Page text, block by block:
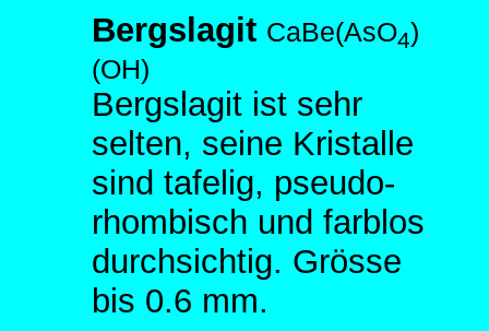
Bergslagit CaBe(AsO4)
(OH)
Bergslagit ist sehr
selten, seine Kristalle
sind tafelig, pseudo-
rhombisch und farblos
durchsichtig. Grösse
bis 0.6 mm.